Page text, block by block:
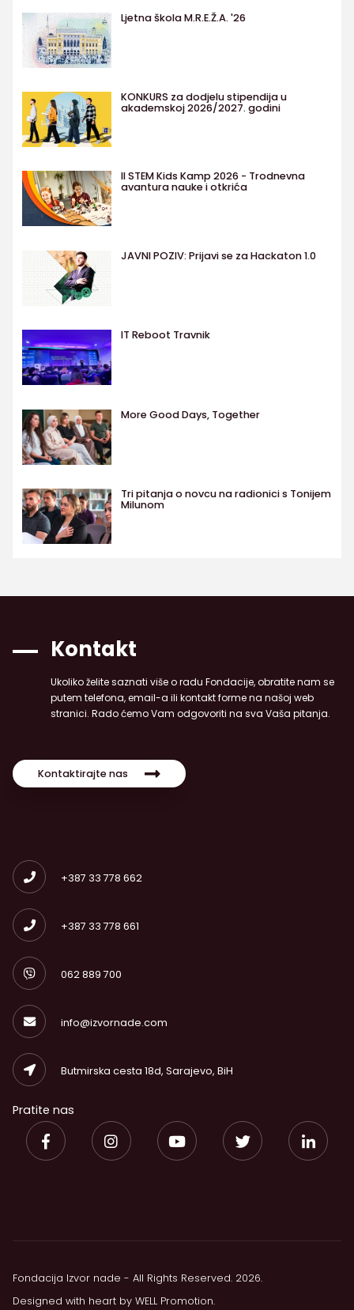
Ljetna škola M.R.E.Ž.A. '26
KONKURS za dodjelu stipendija u
akademskoj 2026/2027. godini
II STEM Kids Kamp 2026 - Trodnevna
avantura nauke i otkrića
JAVNI POZIV: Prijavi se za Hackaton 1.0
IT Reboot Travnik
More Good Days, Together
Tri pitanja o novcu na radionici s Tonijem
Milunom
Kontakt
Ukoliko želite saznati više o radu Fondacije, obratite nam se
putem telefona, email-a ili kontakt forme na našoj web
stranici. Rado ćemo Vam odgovoriti na sva Vaša pitanja.
Kontaktirajte nas
+387 33 778 662
+387 33 778 661
062 889 700
info@izvornade.com
Butmirska cesta 18d, Sarajevo, BiH
Pratite nas
Fondacija Izvor nade - All Rights Reserved. 2026.
Designed with heart by WELL Promotion.